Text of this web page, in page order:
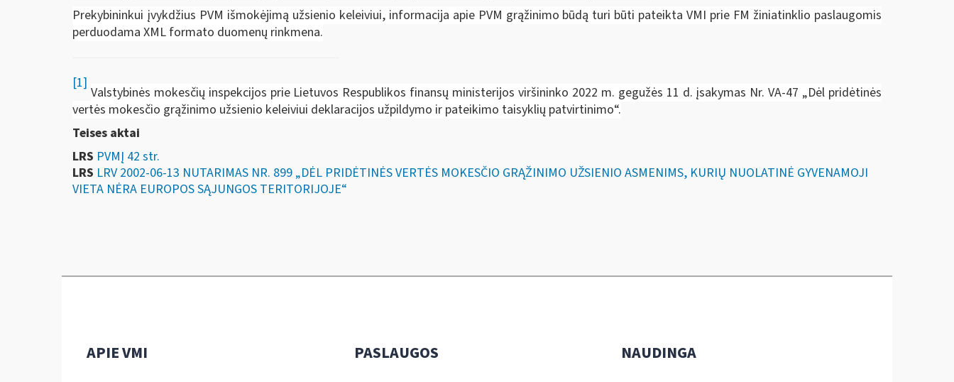
Prekybininkui įvykdžius PVM išmokėjimą užsienio keleiviui, informacija apie PVM grąžinimo būdą turi būti pateikta VMI prie FM žiniatinklio paslaugomis
perduodama XML formato duomenų rinkmena.
[1]
Valstybinės mokesčių inspekcijos prie Lietuvos Respublikos finansų ministerijos viršininko 2022 m. gegužės 11 d. įsakymas Nr. VA-47 „Dėl pridėtinės
vertės mokesčio grąžinimo užsienio keleiviui deklaracijos užpildymo ir pateikimo taisyklių patvirtinimo“.
Teises aktai
LRS PVMĮ 42 str.
LRS LRV 2002-06-13 NUTARIMAS NR. 899 „DĖL PRIDĖTINĖS VERTĖS MOKESČIO GRĄŽINIMO UŽSIENIO ASMENIMS, KURIŲ NUOLATINĖ GYVENAMOJI
VIETA NĖRA EUROPOS SĄJUNGOS TERITORIJOJE“
APIE VMI PASLAUGOS NAUDINGA